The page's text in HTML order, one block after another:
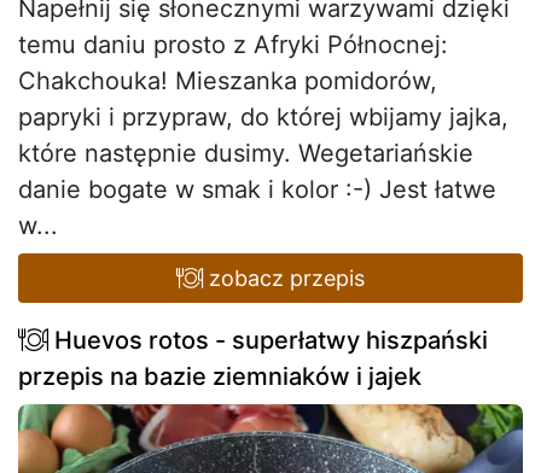
Napełnij się słonecznymi warzywami dzięki
temu daniu prosto z Afryki Północnej:
Chakchouka! Mieszanka pomidorów,
papryki i przypraw, do której wbijamy jajka,
które następnie dusimy. Wegetariańskie
danie bogate w smak i kolor :-) Jest łatwe
w...
zobacz przepis
Huevos rotos - superłatwy hiszpański
przepis na bazie ziemniaków i jajek